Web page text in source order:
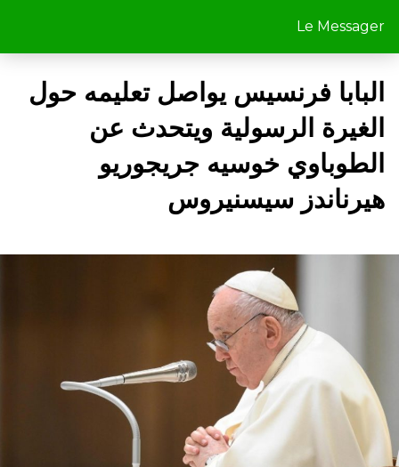
Le Messager
البابا فرنسيس يواصل تعليمه حول
الغيرة الرسولية ويتحدث عن
الطوباوي خوسيه جريجوريو
هيرناندز سيسنيروس